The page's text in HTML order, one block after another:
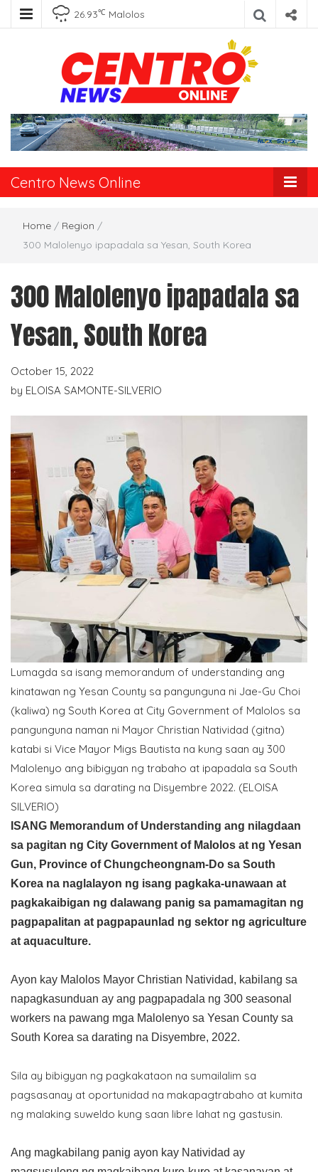
26.93℃ Malolos
Centro News
Online
Centro News Online
Home / Region /
300 Malolenyo ipapadala sa Yesan, South Korea
300 Malolenyo ipapadala sa
Yesan, South Korea
October 15, 2022
by ELOISA SAMONTE-SILVERIO
Lumagda sa isang memorandum of understanding ang
kinatawan ng Yesan County sa pangunguna ni Jae-Gu Choi
(kaliwa) ng South Korea at City Government of Malolos sa
pangunguna naman ni Mayor Christian Natividad (gitna)
katabi si Vice Mayor Migs Bautista na kung saan ay 300
Malolenyo ang bibigyan ng trabaho at ipapadala sa South
Korea simula sa darating na Disyembre 2022. (ELOISA
SILVERIO)
ISANG Memorandum of Understanding ang nilagdaan
sa pagitan ng City Government of Malolos at ng Yesan
Gun, Province of Chungcheongnam-Do sa South
Korea na naglalayon ng isang pagkaka-unawaan at
pagkakaibigan ng dalawang panig sa pamamagitan ng
pagpapalitan at pagpapaunlad ng sektor ng agriculture
at aquaculture.
Ayon kay Malolos Mayor Christian Natividad, kabilang sa
napagkasunduan ay ang pagpapadala ng 300 seasonal
workers na pawang mga Malolenyo sa Yesan County sa
South Korea sa darating na Disyembre, 2022.
Sila ay bibigyan ng pagkakataon na sumailalim sa
pagsasanay at oportunidad na makapagtrabaho at kumita
ng malaking suweldo kung saan libre lahat ng gastusin.
Ang magkabilang panig ayon kay Natividad ay